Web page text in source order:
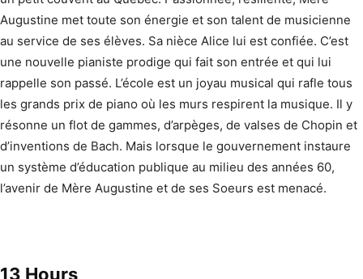
Augustine met toute son énergie et son talent de musicienne
au service de ses élèves. Sa nièce Alice lui est confiée. C’est
une nouvelle pianiste prodige qui fait son entrée et qui lui
rappelle son passé. L’école est un joyau musical qui rafle tous
les grands prix de piano où les murs respirent la musique. Il y
résonne un flot de gammes, d’arpèges, de valses de Chopin et
d’inventions de Bach. Mais lorsque le gouvernement instaure
un système d’éducation publique au milieu des années 60,
l’avenir de Mère Augustine et de ses Soeurs est menacé.
13 Hours